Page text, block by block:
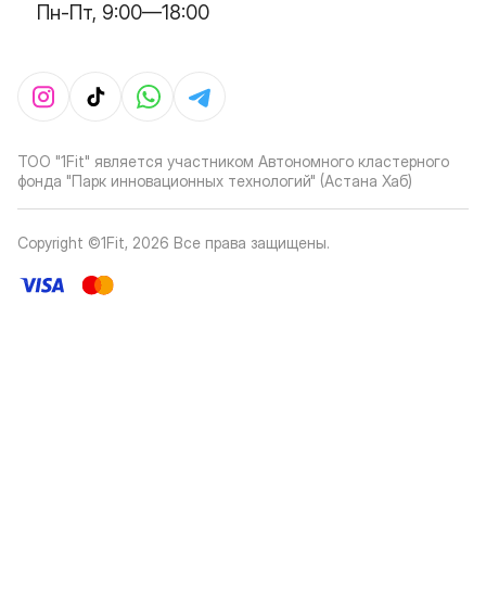
Пн-Пт, 9:00—18:00
ТОО "1Fit" является участником Автономного кластерного
фонда "Парк инновационных технологий" (Астана Хаб)
Copyright ©1Fit, 2026 Все права защищены.